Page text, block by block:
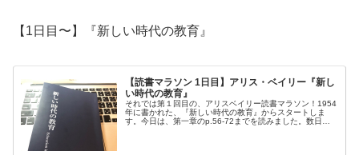
【1日目〜】『新しい時代の教育』
【読書マラソン 1日目】アリス・ベイリー『新し
い時代の教育』
それでは第１回目の、アリスベイリー読書マラソン！1954
年に書かれた、『新しい時代の教育』からスタートしま
す。今日は、第一章のp.56-72までを読みました。数日前